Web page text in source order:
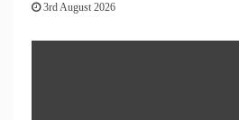
3rd August 2026